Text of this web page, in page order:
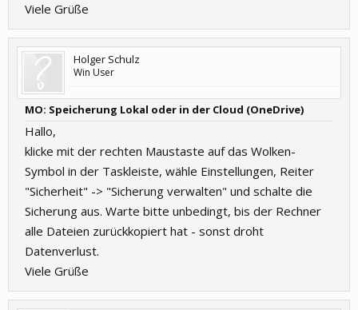
Viele Grüße
Holger Schulz
Win User
MO: Speicherung Lokal oder in der Cloud (OneDrive)
Hallo,
klicke mit der rechten Maustaste auf das Wolken-
Symbol in der Taskleiste, wähle Einstellungen, Reiter
"Sicherheit" -> "Sicherung verwalten" und schalte die
Sicherung aus. Warte bitte unbedingt, bis der Rechner
alle Dateien zurückkopiert hat - sonst droht
Datenverlust.
Viele Grüße